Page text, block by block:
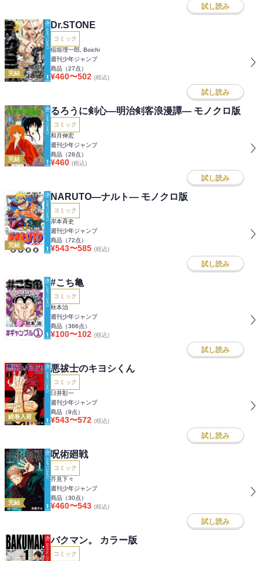
試し読み
完結
Dr.STONE
コミック
稲垣理一郎, Boichi
週刊少年ジャンプ
商品（27点）
¥460〜502 (税込)
試し読み
完結
るろうに剣心―明治剣客浪漫譚― モノクロ版
コミック
和月伸宏
週刊少年ジャンプ
商品（28点）
¥460 (税込)
試し読み
完結
NARUTO―ナルト― モノクロ版
コミック
岸本斉史
週刊少年ジャンプ
商品（72点）
¥543〜585 (税込)
試し読み
#こち亀
コミック
秋本治
週刊少年ジャンプ
商品（366点）
¥100〜102 (税込)
試し読み
続巻入荷
悪祓士のキヨシくん
コミック
臼井彰一
週刊少年ジャンプ
商品（9点）
¥543〜572 (税込)
試し読み
完結
呪術廻戦
コミック
芥見下々
週刊少年ジャンプ
商品（30点）
¥460〜543 (税込)
試し読み
バクマン。 カラー版
コミック